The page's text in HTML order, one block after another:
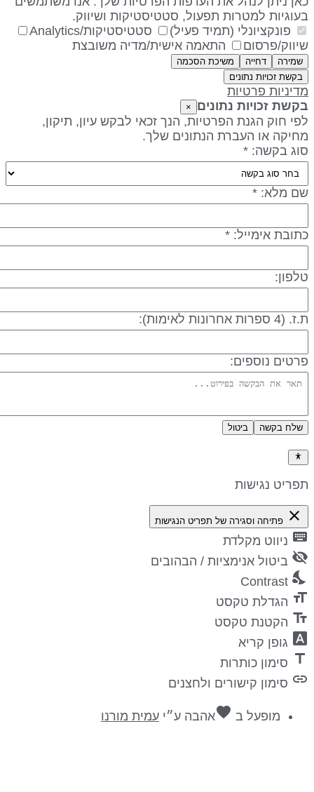
למטרות תפעול, סטטיסטיקות ושיווק.
פונקציונלי (תמיד פעיל)
סטטיסטיקות/Analytics
פרסום
התאמה אישית/מדיה משובצת
שמירה דחייה
משיכת הסכמה
בקשת זכויות נתונים
פרטיות
זכויות נתונים
חוק הגנת הפרטיות, הנך זכאי לבקש עיון, תיקון,
או העברת הנתונים שלך.
בקשה: *
מלא: *
אימייל: *
ספרות אחרונות לאימות):
נוספים:
שלח בקשה ביטול
נגישות
close פתיחה וסגירה של תפריט הנגישות
ניווט מקלדת
ביטול אנימציות / הבהובים
Contrast
הגדלת טקסט
הקטנת טקסט
גופן קריא
סימון כותרות
סימון קישורים ולחצנים
מופעל בfavoriteאהבהע״יעמית מורנו